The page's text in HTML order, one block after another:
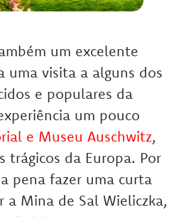
um excelente
uma visita a alguns dos
e populares da
um pouco
e Museu Auschwitz,
trágicos da Europa. Por
pena fazer uma curta
a Mina de Sal Wieliczka,